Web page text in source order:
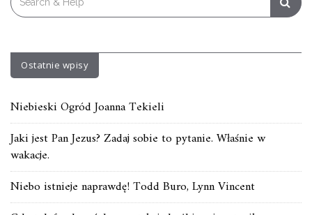
for:
Ostatnie wpisy
Niebieski Ogród Joanna Tekieli
Jaki jest Pan Jezus? Zadaj sobie to pytanie. Właśnie w
wakacje.
Niebo istnieje naprawdę! Todd Buro, Lynn Vincent